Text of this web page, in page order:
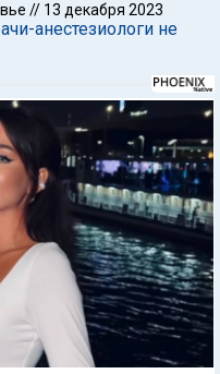
// 13 декабря 2023
анестезиологи не